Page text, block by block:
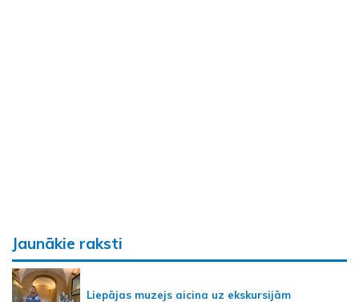
Jaunākie raksti
Liepājas muzejs aicina uz ekskursijām